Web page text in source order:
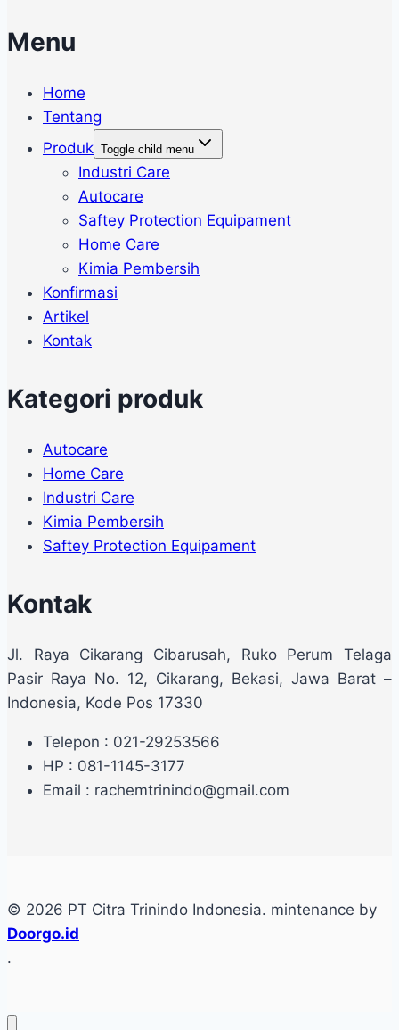
Menu
Home
Tentang
Produk Toggle child menu
Industri Care
Autocare
Saftey Protection Equipament
Home Care
Kimia Pembersih
Konfirmasi
Artikel
Kontak
Kategori produk
Autocare
Home Care
Industri Care
Kimia Pembersih
Saftey Protection Equipament
Kontak
Jl. Raya Cikarang Cibarusah, Ruko Perum Telaga
Pasir Raya No. 12, Cikarang, Bekasi, Jawa Barat –
Indonesia, Kode Pos 17330
Telepon : 021-29253566
HP : 081-1145-3177
Email : rachemtrinindo@gmail.com
© 2026 PT Citra Trinindo Indonesia. mintenance by
Doorgo.id
.